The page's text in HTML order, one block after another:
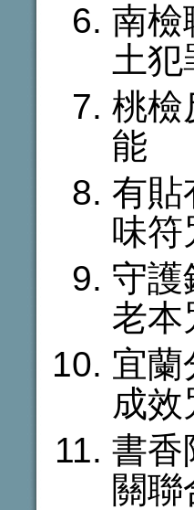
南
土犯
桃
能
有
味符
守
老本
宜
成效
書
關聯